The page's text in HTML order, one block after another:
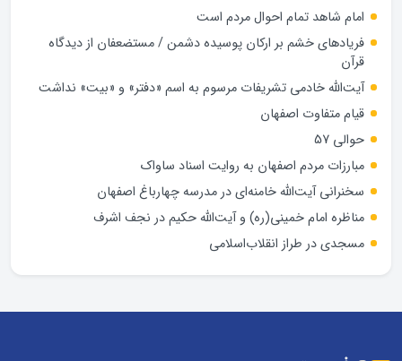
امام شاهد تمام احوال مردم است
فریادهای خشم بر ارکان پوسیده دشمن / مستضعفان از دیدگاه
قرآن
آیت‌الله خادمی تشریفات مرسوم به اسم «دفتر» و «بیت» نداشت
قیام متفاوت اصفهان
حوالی 57
مبارزات مردم اصفهان به روایت اسناد ساواک
سخنرانی آیت‌الله خامنه‌ای در مدرسه چهارباغ اصفهان
مناظره امام خمینی(ره) و آیت‌الله حکیم در نجف اشرف
مسجدی در طراز انقلاب‌اسلامی